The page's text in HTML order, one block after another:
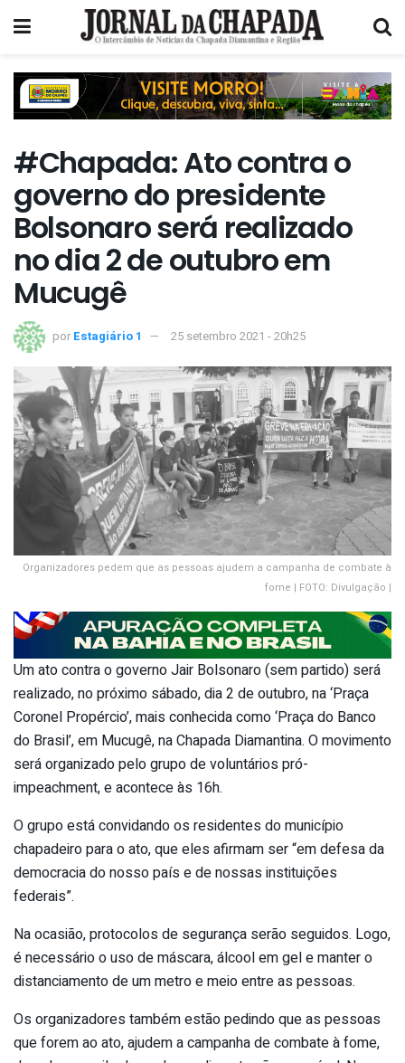
#Chapada: Ato contra o
governo do presidente
Bolsonaro será realizado
no dia 2 de outubro em
Mucugê
por Estagiário 1 25 setembro 2021 - 20h25
Organizadores pedem que as pessoas ajudem a campanha de combate à
fome | FOTO: Divulgação |
Um ato contra o governo Jair Bolsonaro (sem partido) será
realizado, no próximo sábado, dia 2 de outubro, na ‘Praça
Coronel Propércio’, mais conhecida como ‘Praça do Banco
do Brasil’, em Mucugê, na Chapada Diamantina. O movimento
será organizado pelo grupo de voluntários pró-
impeachment, e acontece às 16h.
O grupo está convidando os residentes do município
chapadeiro para o ato, que eles afirmam ser “em defesa da
democracia do nosso país e de nossas instituições
federais”.
Na ocasião, protocolos de segurança serão seguidos. Logo,
é necessário o uso de máscara, álcool em gel e manter o
distanciamento de um metro e meio entre as pessoas.
Os organizadores também estão pedindo que as pessoas
que forem ao ato, ajudem a campanha de combate à fome,